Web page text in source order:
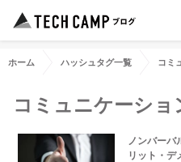
ホーム ハッシュタグ一覧 コミ
コミュニケーショ
ノンバーバ
リット・デ